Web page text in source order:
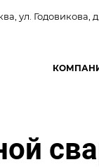
ул. Годовикова,